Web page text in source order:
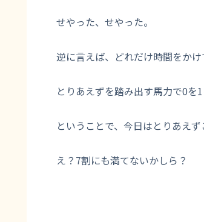
せやった、せやった。
逆に言えば、どれだけ時間をか
とりあえずを踏み出す馬力で0を
ということで、今日はとりあえず
え？7割にも満てないかしら？